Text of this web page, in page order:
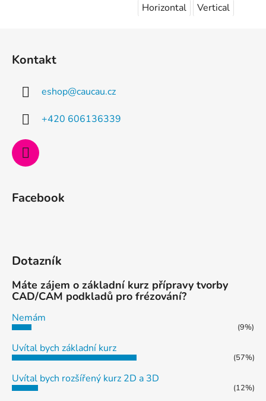
Horizontal Vertical
Kontakt
eshop@caucau.cz
+420 606136339
Facebook
Dotazník
Máte zájem o základní kurz přípravy tvorby
CAD/CAM podkladů pro frézování?
Nemám
(9%)
Uvítal bych základní kurz
(57%)
Uvítal bych rozšířený kurz 2D a 3D
(12%)